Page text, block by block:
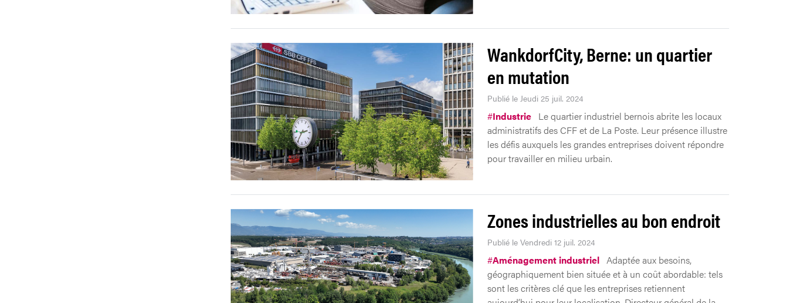
WankdorfCity, Berne: un quartier
en mutation
Publié le Jeudi 25 juil. 2024
#Industrie Le quartier industriel bernois abrite les locaux
administratifs des CFF et de La Poste. Leur présence illustre
les défis auxquels les grandes entreprises doivent répondre
pour travailler en milieu urbain.
Zones industrielles au bon endroit
Publié le Vendredi 12 juil. 2024
#Aménagement industriel Adaptée aux besoins,
géographiquement bien située et à un coût abordable: tels
sont les critères clé que les entreprises retiennent